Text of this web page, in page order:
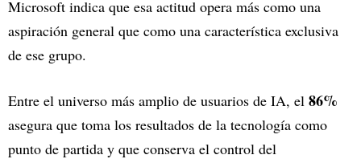
Microsoft indica que esa actitud opera más como una
aspiración general que como una característica exclusiva
de ese grupo.
Entre el universo más amplio de usuarios de IA, el 86%
asegura que toma los resultados de la tecnología como
punto de partida y que conserva el control del